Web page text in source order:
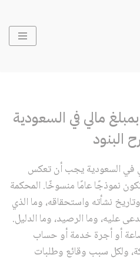
مالي في السعودية
البنود
في السعودية يجب أن تعكس
نموذجًا عامًا منسوخًا. المحكمة
نشأته واستحقاقه، وما الذي
عليه، وما الرصيد، وما الدليل.
أو أجرة خدمة أو حساب
ولكل سبب وقائع وطلبات